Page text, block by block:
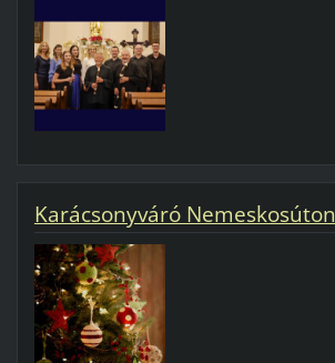
Karácsonyváró Nemeskosúton